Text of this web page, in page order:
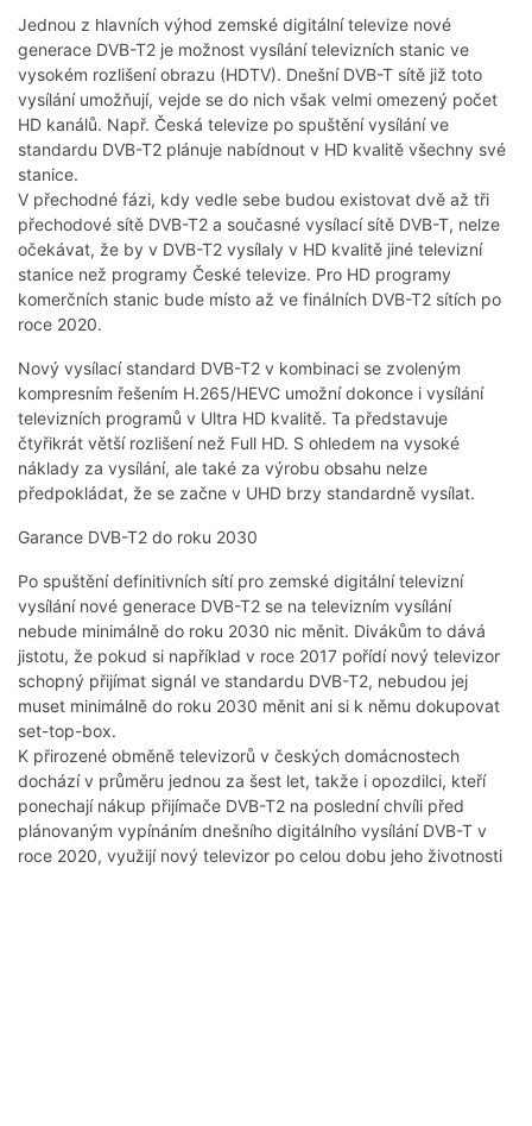
Jednou z hlavních výhod zemské digitální televize nové
generace DVB-T2 je možnost vysílání televizních stanic ve
vysokém rozlišení obrazu (HDTV). Dnešní DVB-T sítě již toto
vysílání umožňují, vejde se do nich však velmi omezený počet
HD kanálů. Např. Česká televize po spuštění vysílání ve
standardu DVB-T2 plánuje nabídnout v HD kvalitě všechny své
stanice.
V přechodné fázi, kdy vedle sebe budou existovat dvě až tři
přechodové sítě DVB-T2 a současné vysílací sítě DVB-T, nelze
očekávat, že by v DVB-T2 vysílaly v HD kvalitě jiné televizní
stanice než programy České televize. Pro HD programy
komerčních stanic bude místo až ve finálních DVB-T2 sítích po
roce 2020.
Nový vysílací standard DVB-T2 v kombinaci se zvoleným
kompresním řešením H.265/HEVC umožní dokonce i vysílání
televizních programů v Ultra HD kvalitě. Ta představuje
čtyřikrát větší rozlišení než Full HD. S ohledem na vysoké
náklady za vysílání, ale také za výrobu obsahu nelze
předpokládat, že se začne v UHD brzy standardně vysílat.
Garance DVB-T2 do roku 2030
Po spuštění definitivních sítí pro zemské digitální televizní
vysílání nové generace DVB-T2 se na televizním vysílání
nebude minimálně do roku 2030 nic měnit. Divákům to dává
jistotu, že pokud si například v roce 2017 pořídí nový televizor
schopný přijímat signál ve standardu DVB-T2, nebudou jej
muset minimálně do roku 2030 měnit ani si k němu dokupovat
set-top-box.
K přirozené obměně televizorů v českých domácnostech
dochází v průměru jednou za šest let, takže i opozdilci, kteří
ponechají nákup přijímače DVB-T2 na poslední chvíli před
plánovaným vypínáním dnešního digitálního vysílání DVB-T v
roce 2020, využijí nový televizor po celou dobu jeho životnosti